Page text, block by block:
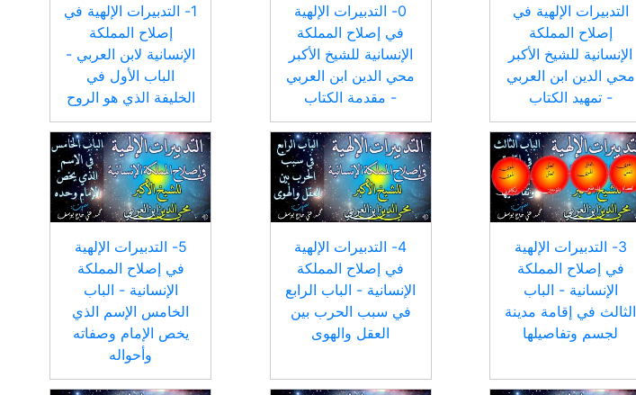
التدبيرات الإلهية في
إصلاح المملكة
الإنسانية للشيخ الأكبر
محي الدين ابن العربي
- تمهيد الكتاب
0- التدبيرات الإلهية
في إصلاح المملكة
الإنسانية للشيخ الأكبر
محي الدين ابن العربي
- مقدمة الكتاب
1- التدبيرات الإلهية في
إصلاح المملكة
الإنسانية لابن العربي -
الباب الأول في
الخليفة الذي هو الروح
3- التدبيرات الإلهية
في إصلاح المملكة
الإنسانية - الباب
الثالث في إقامة مدينة
لجسم وتفاصيلها
4- التدبيرات الإلهية
في إصلاح المملكة
الإنسانية - الباب الرابع
في سبب الحرب بين
العقل والهوى
5- التدبيرات الإلهية
في إصلاح المملكة
الإنسانية - الباب
الخامس الإسم الذي
يخص الإمام وصفاته
وأحواله